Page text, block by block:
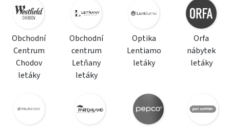
Obchodní
Centrum
Chodov
letáky
Obchodní
centrum
Letňany
letáky
Optika
Lentiamo
letáky
Orfa
nábytek
letáky